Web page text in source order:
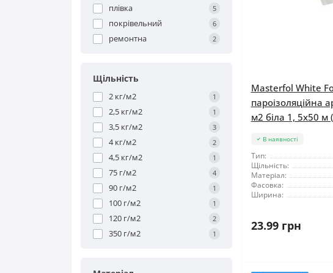
плівка 5
покрівельний 6
ремонтна 2
Щільність
2 кг/м2 1
2,5 кг/м2 1
3,5 кг/м2 3
4 кг/м2 2
4,5 кг/м2 1
75 г/м2 4
90 г/м2 1
100 г/м2 1
120 г/м2 2
350 г/м2 1
Masterfol White
пароізоляційна
м2 біла 1, 5x50 м
В наявності
Тип:
Щільність:
Матеріал:
Фасовка:
Ширина:
23.99 грн